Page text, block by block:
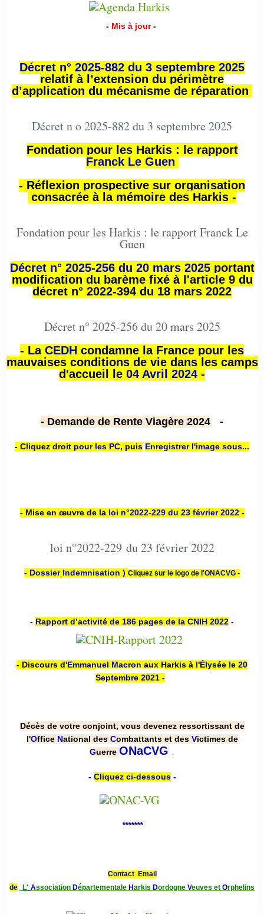
- Mis à jour -
Décret n° 2025-882 du 3 septembre 2025
relatif à l’extension du périmètre
d’application du mécanisme de réparation
Décret n o 2025-882 du 3 septembre 2025
Fondation pour les Harkis : le rapport
Franck Le Guen
- Réflexion prospective sur organisation
consacrée à la mémoire des Harkis -
Fondation pour les Harkis : le rapport Franck Le
Guen
Décret n° 2025-256 du 20 mars 2025portant
modification du barème fixé à l'article 9 du
décret n° 2022-394 du 18 mars 2022
Décret n° 2025-256 du 20 mars 2025
- La CEDH condamne la France pour les
mauvaises conditions de vie dans les camps
d'accueil le 04 Avril 2024 -
- Demande de Rente Viagère 2024 -
- Cliquez droit pour les PC, puis Enregistrer l'image sous...
- Mise en œuvre de la loi n°2022-229 du 23 février 2022 -
loi n°2022-229 du 23 février 2022
- Dossier Indemnisation ) Cliquez sur le logo de l'ONACVG -
- Rapport d’activité de 186 pages de la CNIH 2022 -
- Discours d'Emmanuel Macron aux Harkis à l'Élysée le 20
Septembre 2021 -
Décès de votre conjoint, vous devenez ressortissant de
l'Office National des Combattants et des Victimes de
Guerre ONaCVG .
- Cliquez ci-dessous-
*******
Contact Email
de
L' Association Départementale Harkis Dordogne Veuves et Orphelins